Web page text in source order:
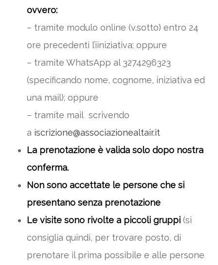
ovvero:
– tramite modulo online (v.sotto) entro 24
ore precedenti l’iiniziativa; oppure
– tramite WhatsApp al 3274296323
(specificando nome, cognome, iniziativa ed
una mail); oppure
– tramite mail scrivendo
a iscrizione@associazionealtair.it
La prenotazione è valida solo dopo nostra
conferma.
Non sono accettate le persone che si
presentano senza prenotazione
Le visite sono rivolte a piccoli gruppi (si
consiglia quindi, per trovare posto, di
prenotare il prima possibile e alle persone